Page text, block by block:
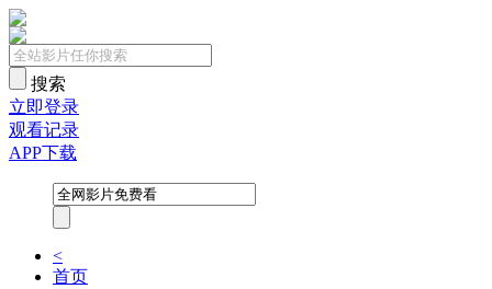
搜索
立即登录
观看记录
APP下载
<
首页